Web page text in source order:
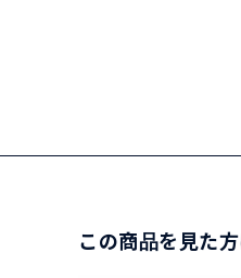
この商品を見た